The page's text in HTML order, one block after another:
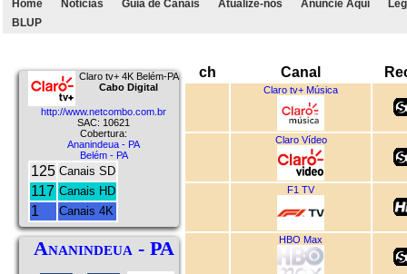
Home Noticias Guia de Canais Atualize-nos Anuncie Aqui
BLUP
Claro tv+ 4K Belém-PA
Cabo Digital
http://www.netcombo.com.br
SAC: 10621
Cobertura:
Ananindeua - PA
Belém - PA
125 Canais SD
117 Canais HD
1 Canais 4K
Ananindeua - PA
ch Canal
Claro tv+ Música
Claro Vídeo
F1 TV
HBO Max